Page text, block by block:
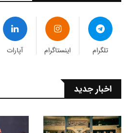
تلگرام اینستاگرام آپارات
اخبار جدید